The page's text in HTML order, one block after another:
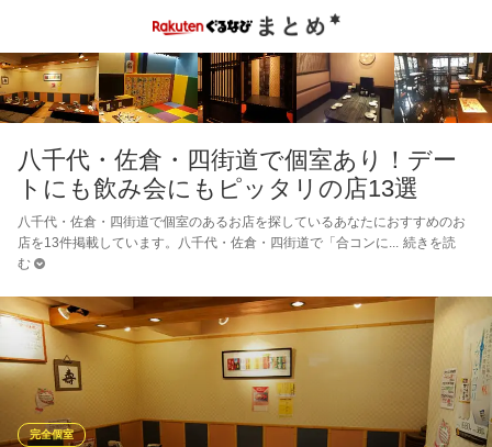
八千代・佐倉・四街道で個室あり！デー
トにも飲み会にもピッタリの店13選
八千代・佐倉・四街道で個室のあるお店を探しているあなたにおすすめのお
店を13件掲載しています。八千代・佐倉・四街道で「合コンに
続きを読
む
完全個室